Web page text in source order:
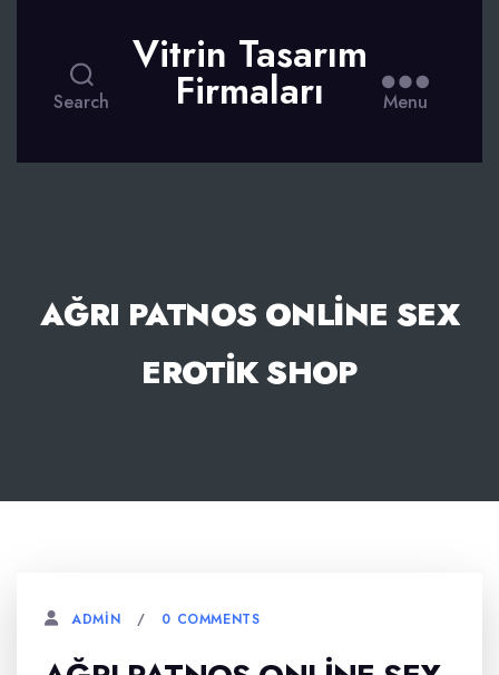
Search
Vitrin Tasarım
Firmaları Menu
AĞRI PATNOS ONLINE SEX
EROTIK SHOP
ADMIN 0 COMMENTS